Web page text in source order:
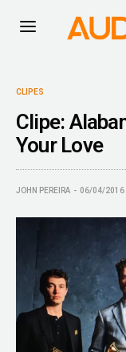
CLIPES
Clipe:
Your Love
JOHN PEREIRA 06/04/2016